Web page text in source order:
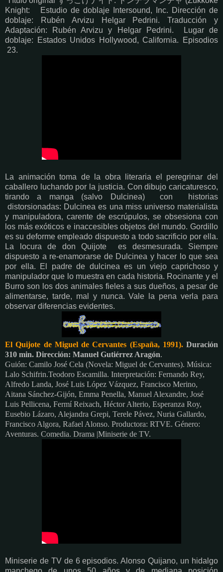
Knight: Estudio de doblaje Intersound, Inc. Dirección de
doblaje: Rubén Arvizu Helgar Pedrini. Traducción y
Adaptación: Rubén Arvizu y Helgar Pedrini. Lugar de
doblaje: Estados Unidos Hollywood, California. Episodios
23.
La animación toma de la obra literaria el peregrinar del
caballero luchando por la justicia. Con dibujo caricaturesco,
tirando a manga (salvo Dulcinea) con historias
distorsionadas: Dulcinea es una miss universo materialista
y manipuladora, carente de escrúpulos, se obsesiona con
los más exóticos e inaccesibles objetos del mundo. Gordillo
es su deforme empleado dispuesto a todo sacrificio por ella.
La locura de don Quijote es desmesurada. Siempre
dispuesto a re-enamorarse de Dulcinea y hacer lo que sea
por ella. El padre de dulcinea es un viejo caprichoso y
manipulador que lo muestra en cada historia. Rocinante y el
Burro son los dos animales fieles a sus dueños, a pesar de
alimentarse, tarde, mal y nunca. Vale la pena verla para
observar diferencias evidentes.
El Quijote de Miguel de Cervantes (España, 1991).Duración
310 min. Dirección: Manuel Gutiérrez Aragón.
Guión: Camilo José Cela (Novela: Miguel de Cervantes). Música:
Lalo Schifrin.Teodoro Escamilla. Interpretación: Fernando Rey,
Alfredo Landa, José Luis López Vázquez, Francisco Merino,
Aitana Sánchez-Gijón, Emma Penella, Manuel Alexandre, José
Luis Pellicena, Fermí Reixach, Héctor Alterio, Esperanza Roy,
Eusebio Lázaro, Alejandra Grepi, Terele Pávez, Nuria Gallardo,
Francisco Algora, Rafael Alonso. Productora: RTVE. Género:
Aventuras. Comedia. Drama |Miniserie de TV.
Miniserie de TV de 6 episodios. Alonso Quijano, un hidalgo